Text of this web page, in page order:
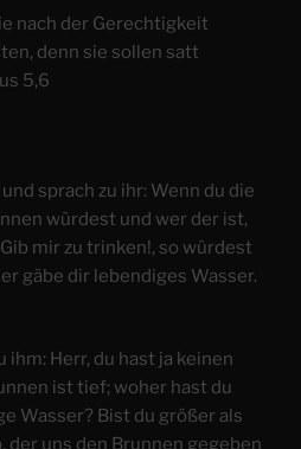
nach der Gerechtigkeit
denn sie sollen satt
5,6
sprach zu ihr: Wenn du die
würdest und wer der ist,
mir zu trinken!, so würdest
gäbe dir lebendiges Wasser.
ihm: Herr, du hast ja keinen
ist tief; woher hast du
Wasser? Bist du größer als